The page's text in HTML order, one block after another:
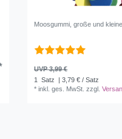
Moosgummi, große und
UVP 3,99 €
1 Satz
| 3,79 € / Satz
*inkl. ges. MwSt. zzgl.